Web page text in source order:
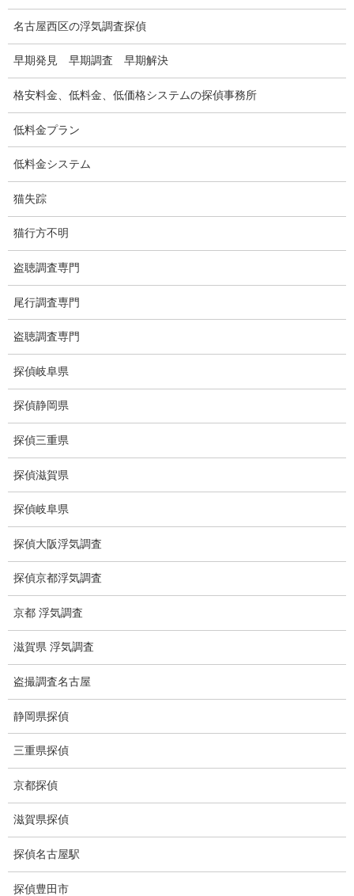
浮気調査の相場
調査費用と調査日数の目安
浮気調査料金の比較例
GPS検索調査
GPS調査
ドメスティックバイオレンスDV調査
いじめ・子供の虐待
別れさせ屋
盗聴調査
盗聴調査料金
盗聴器の種類
ご依頼の注意点
世界の盗聴事情
弊社が選ばれる理由
盗撮器
盗撮調査愛知県
電磁波測定調査
電磁波とは
ストーカー調査
待ち伏せ
盗撮犯防止対策調査
名古屋西区の浮気調査探偵
早期発見 早期調査 早期解決
格安料金、低料金、低価格システムの探偵事務所
低料金プラン
低料金システム
猫失踪
猫行方不明
盗聴調査専門
尾行調査専門
盗聴調査専門
探偵岐阜県
探偵静岡県
探偵三重県
探偵滋賀県
探偵岐阜県
探偵大阪浮気調査
探偵京都浮気調査
京都 浮気調査
滋賀県 浮気調査
盗撮調査名古屋
静岡県探偵
三重県探偵
京都探偵
滋賀県探偵
探偵名古屋駅
探偵豊田市